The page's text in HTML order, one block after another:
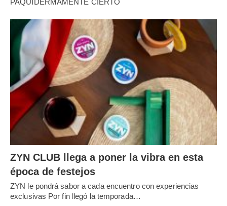
ZYN CLUB llega a poner la vibra en esta
época de festejos
ZYN le pondrá sabor a cada encuentro con experiencias
exclusivas Por fin llegó la temporada…